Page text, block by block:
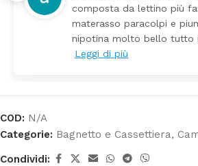
arrivato
Prezzo
COD: N/A
Categorie: Bagnetto e Cassettiera,
Condividi: